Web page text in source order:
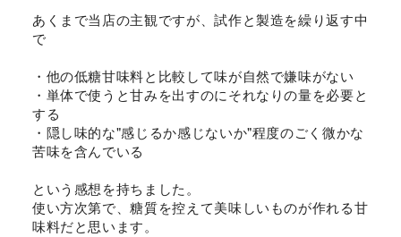
あくまで当店の主観ですが、試作と製造を繰り返す中
で
・他の低糖甘味料と比較して味が自然で嫌味がない
・単体で使うと甘みを出すのにそれなりの量を必要と
する
・隠し味的な"感じるか感じないか"程度のごく微かな
苦味を含んでいる
という感想を持ちました。
使い方次第で、糖質を控えて美味しいものが作れる甘
味料だと思います。